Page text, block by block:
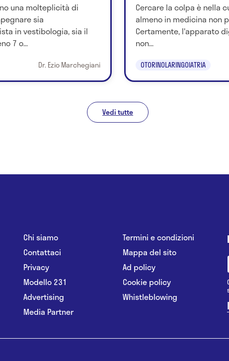
una molteplicità di
sia
in vestibologia, sia il
7 o...
Dr. Ezio Marchegiani
Cercare la colpa è nella
almeno in medicina non
Certamente, l'apparato
non...
OTORINOLARINGOIATRIA
Vedi tutte
Chi siamo
Contattaci
Privacy
Modello 231
Advertising
Media Partner
Termini e condizioni
Mappa del sito
Ad policy
Cookie policy
Whistleblowing